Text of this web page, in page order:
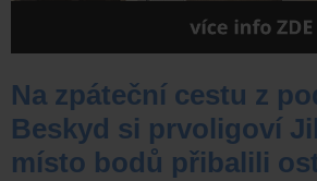
Na zpáteční cestu z
Beskyd si prvoligoví
místo bodů přibalili